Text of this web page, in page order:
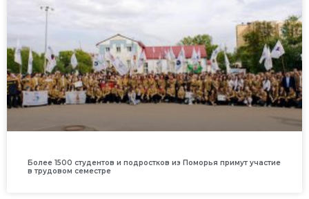
Более 1500 студентов и подростков из Поморья примут участие
в трудовом семестре